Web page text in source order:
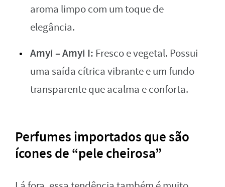
aroma limpo com um toque de
elegância.
Amyi – Amyi I: Fresco e vegetal. Possui
uma saída cítrica vibrante e um fundo
transparente que acalma e conforta.
Perfumes importados que são
ícones de “pele cheirosa”